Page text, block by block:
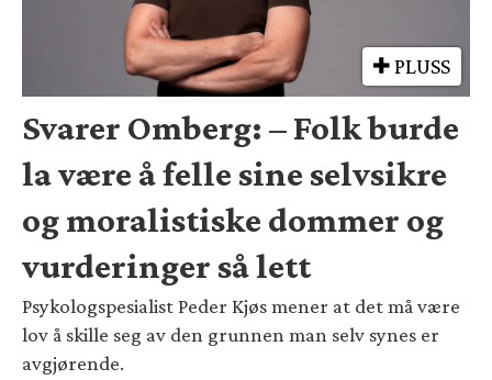
PLUSS
Svarer Omberg: – Folk burde
la være å felle sine selvsikre
og moralistiske dommer og
vurderinger så lett
Psykologspesialist Peder Kjøs mener at det må være
lov å skille seg av den grunnen man selv synes er
avgjørende.